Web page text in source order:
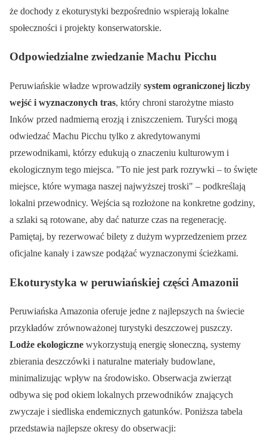
że dochody z ekoturystyki bezpośrednio wspierają lokalne
społeczności i projekty konserwatorskie.
Odpowiedzialne zwiedzanie Machu Picchu
Peruwiańskie władze wprowadziły system ograniczonej liczby
wejść i wyznaczonych tras, który chroni starożytne miasto
Inków przed nadmierną erozją i zniszczeniem. Turyści mogą
odwiedzać Machu Picchu tylko z akredytowanymi
przewodnikami, którzy edukują o znaczeniu kulturowym i
ekologicznym tego miejsca.
To nie jest park rozrywki – to święte
miejsce, które wymaga naszej najwyższej troski
– podkreślają
lokalni przewodnicy. Wejścia są rozłożone na konkretne godziny,
a szlaki są rotowane, aby dać naturze czas na regenerację.
Pamiętaj, by rezerwować bilety z dużym wyprzedzeniem przez
oficjalne kanały i zawsze podążać wyznaczonymi ścieżkami.
Ekoturystyka w peruwiańskiej części Amazonii
Peruwiańska Amazonia oferuje jedne z najlepszych na świecie
przykładów zrównoważonej turystyki deszczowej puszczy.
Lodże ekologiczne wykorzystują energię słoneczną, systemy
zbierania deszczówki i naturalne materiały budowlane,
minimalizując wpływ na środowisko. Obserwacja zwierząt
odbywa się pod okiem lokalnych przewodników znających
zwyczaje i siedliska endemicznych gatunków. Poniższa tabela
przedstawia najlepsze okresy do obserwacji: